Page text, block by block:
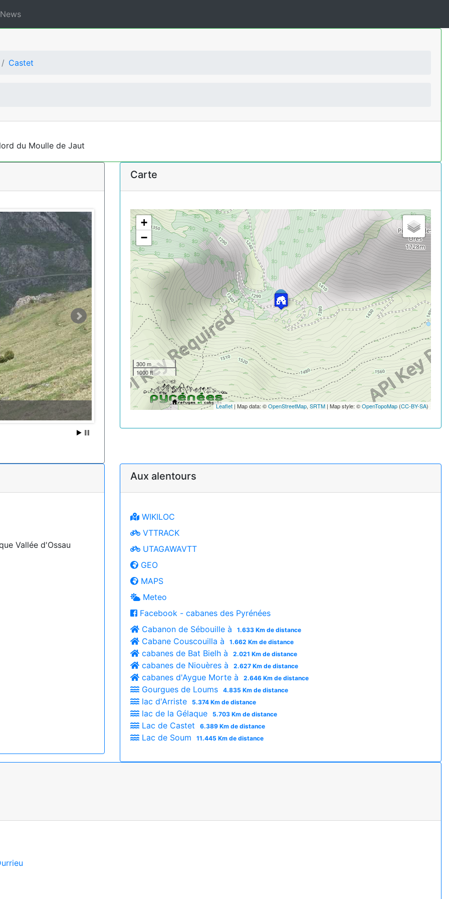
News
Castet
du Moulle de Jaut
Carte
+
−
300 m
1000 ft
Leaflet | Map data: ©OpenStreetMap, SRTM | Map style: ©OpenTopoMap (CC-BY-SA)
Vallée d'Ossau
Aux alentours
WIKILOC
VTTRACK
UTAGAWAVTT
GEO
MAPS
Meteo
Facebook - cabanes des Pyrénées
Cabanon de Sébouille à
1.633 Km de distance
Cabane Couscouilla à 1.662 Km de distance
cabanes de Bat Bielh à 2.021 Km de distance
cabanes de Niouères à 2.627 Km de distance
cabanes d'Aygue Morte à 2.646 Km de distance
Gourgues de Loums 4.835 Km de distance
lac d'Arriste 5.374 Km de distance
lac de la Gélaque 5.703 Km de distance
Lac de Castet 6.389 Km de distance
Lac de Soum 11.445 Km de distance